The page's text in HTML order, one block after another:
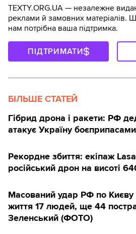
TEXTY.ORG.UA — незалежне
реклами й замовних матеріалів.
нам потрібна ваша підтримка.
ПІДТРИМАТИ
БІЛЬШЕ СТАТЕЙ
Гібрид дрона і ракети: РФ
атакує Україну
Рекордне збиття: екіпаж
російський дрон на висоті
Масований удар РФ по Києву
життя 17 людей, ще 44
Зеленський (ФОТО)